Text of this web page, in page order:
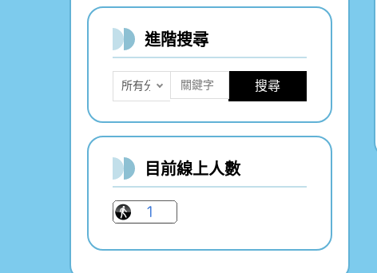
進階搜尋
搜尋
目前線上人數